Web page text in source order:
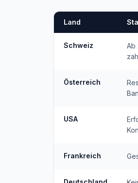
Land
Schweiz
Ab
Österreich
USA
Frankreich